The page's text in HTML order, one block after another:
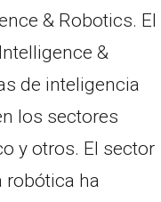
& Robotics. El
&
de inteligencia
los sectores
y otros. El sector
robótica ha